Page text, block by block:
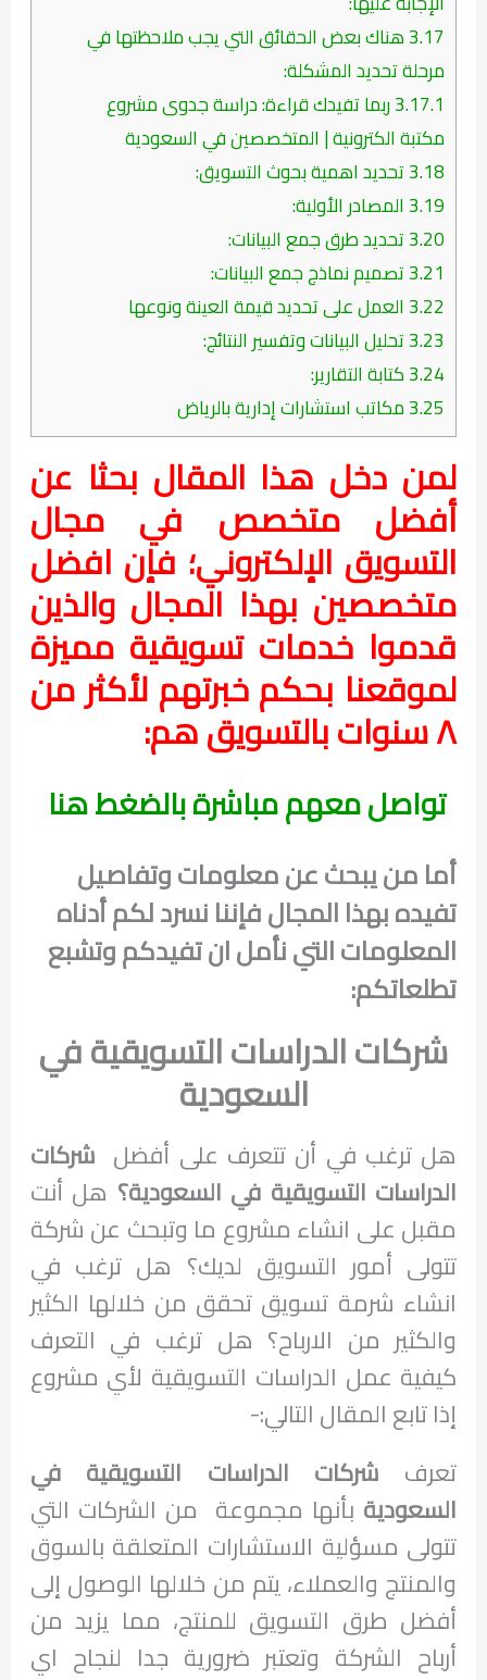
3.17هناك بعض الحقائق التي يجب ملاحظتها في
مرحلة تحديد المشكلة:
3.17.1ربما تفيدك قراءة: دراسة جدوى مشروع
مكتبة الكترونية | المتخصصين في السعودية
3.18تحديد اهمية بحوث التسويق:
3.19 المصادر الأولية:
3.20تحديد طرق جمع البيانات:
3.21تصميم نماذج جمع البيانات:
3.22 العمل على تحديد قيمة العينة ونوعها
3.23تحليل البيانات وتفسير النتائج:
3.24كتابة التقارير:
3.25مكاتب استشارات إدارية بالرياض
لمن دخل هذا المقال بحثا عن
أفضل متخصص في مجال
التسويق الإلكتروني؛ فإن افضل
متخصصين بهذا المجال والذين
قدموا خدمات تسويقية مميزة
لموقعنا بحكم خبرتهم لأكثر من
٨ سنوات بالتسويق هم:
تواصل معهم مباشرة بالضغط هنا
أما من يبحث عن معلومات وتفاصيل
تفيده بهذا المجال فإننا نسرد لكم أدناه
المعلومات التي نأمل ان تفيدكم وتشبع
تطلعاتكم:
شركات الدراسات التسويقية في
السعودية
هل ترغب في أن تتعرف على أفضل شركات
الدراسات التسويقية في السعودية؟ هل أنت
مقبل على انشاء مشروع ما وتبحث عن شركة
تتولى أمور التسويق لديك؟ هل ترغب في
انشاء شرمة تسويق تحقق من خلالها الكثير
والكثير من الارباح؟ هل ترغب في التعرف
كيفية عمل الدراسات التسويقية لأي مشروع
إذا تابع المقال التالي:-
تعرف شركات الدراسات التسويقية في
السعودية بأنها مجموعة من الشركات التي
تتولى مسؤلية الاستشارات المتعلقة بالسوق
والمنتج والعملاء، يتم من خلالها الوصول إلى
أفضل طرق التسويق للمنتج، مما يزيد من
أرباح الشركة وتعتبر ضرورية جدا لنجاح اي